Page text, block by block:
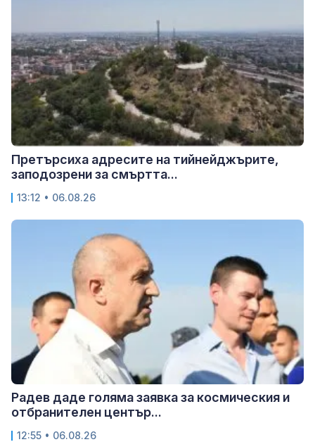
Претърсиха адресите на тийнейджърите,
заподозрени за смъртта...
13:12 • 06.08.26
Радев даде голяма заявка за космическия и
отбранителен център...
12:55 • 06.08.26